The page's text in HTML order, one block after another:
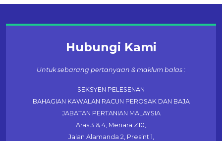
Hubungi Kami
Untuk sebarang pertanyaan & maklum balas :
SEKSYEN PELESENAN
BAHAGIAN KAWALAN RACUN PEROSAK DAN BAJA
JABATAN PERTANIAN MALAYSIA
Aras 3 & 4, Menara Z10,
Jalan Alamanda 2, Presint 1,